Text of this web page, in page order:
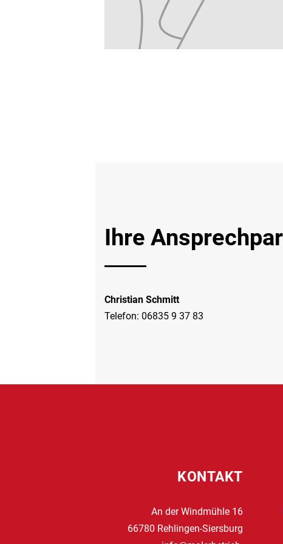
Ihre
Christian Schmitt
Telefon: 06835 9 37 83
KONTAKT
An der Windmühle 16
66780 Rehlingen-Siersburg